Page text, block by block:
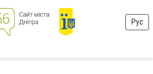
Рус